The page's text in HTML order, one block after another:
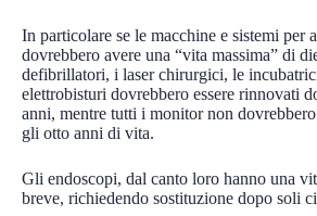
In particolare se le macchine e sistemi per
dovrebbero avere una “vita massima” di
defibrillatori, i laser chirurgici, le
elettrobisturi dovrebbero essere rinnovati
anni, mentre tutti i monitor non
gli otto anni di vita.
Gli endoscopi, dal canto loro hanno una
breve, richiedendo sostituzione dopo soli